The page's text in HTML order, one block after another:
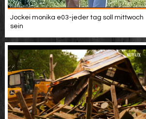
Jockei monika e03-jeder tag soll mittwoch
sein